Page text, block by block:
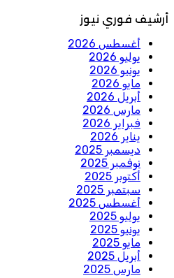
أرشيف فوري نيوز
أغسطس 2026
يوليو 2026
يونيو 2026
مايو 2026
أبريل 2026
مارس 2026
فبراير 2026
يناير 2026
ديسمبر 2025
نوفمبر 2025
أكتوبر 2025
سبتمبر 2025
أغسطس 2025
يوليو 2025
يونيو 2025
مايو 2025
أبريل 2025
مارس 2025